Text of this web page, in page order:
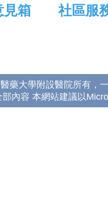
見箱 社區服
藥大學附設醫院所有，
內容 本網站建議以